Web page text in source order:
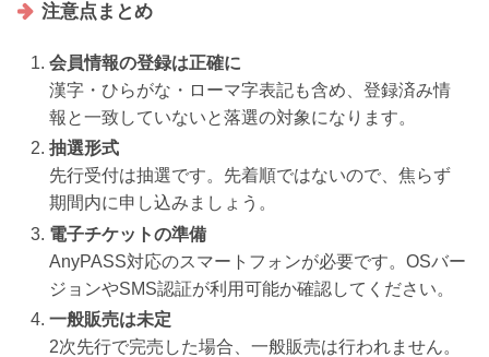
注意点まとめ
会員情報の登録は正確に
漢字・ひらがな・ローマ字表記も含め、登録済み情
報と一致していないと落選の対象になります。
抽選形式
先行受付は抽選です。先着順ではないので、焦らず
期間内に申し込みましょう。
電子チケットの準備
AnyPASS対応のスマートフォンが必要です。OSバー
ジョンやSMS認証が利用可能か確認してください。
一般販売は未定
2次先行で完売した場合、一般販売は行われません。